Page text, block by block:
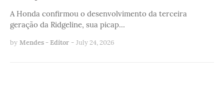
A Honda confirmou o desenvolvimento da terceira
geração da Ridgeline, sua picap…
by Mendes - Editor - July 24, 2026